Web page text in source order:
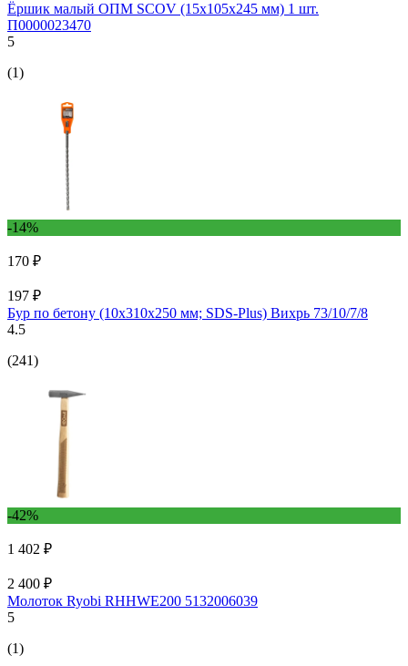
Ёршик малый ОПМ SCOV (15x105x245 мм) 1 шт.
П0000023470
5
(1)
-14%
170 ₽
197 ₽
Бур по бетону (10x310x250 мм; SDS-Plus) Вихрь 73/10/7/8
4.5
(241)
-42%
1 402 ₽
2 400 ₽
Молоток Ryobi RHHWE200 5132006039
5
(1)